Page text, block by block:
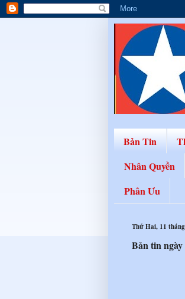
Bản Tin
Nhân Quyền
Phân Ưu
Thứ Hai, 11
Bản tin